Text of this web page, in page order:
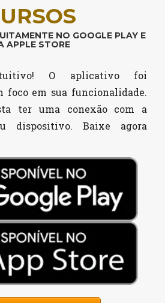
NO GOOGLE PLAY E
APPLE STORE
O aplicativo foi
foco em sua funcionalidade.
ter uma conexão com a
dispositivo. Baixe agora